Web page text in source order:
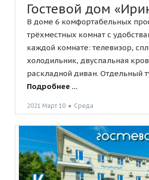
Гостевой дом
В доме 6 комфортабельных
трёхместных комнат с
каждой комнате: телевизор,
холодильник, двуспальная
раскладной диван. Отдельный
Подробнее ...
2021 Март 10 ● Среда